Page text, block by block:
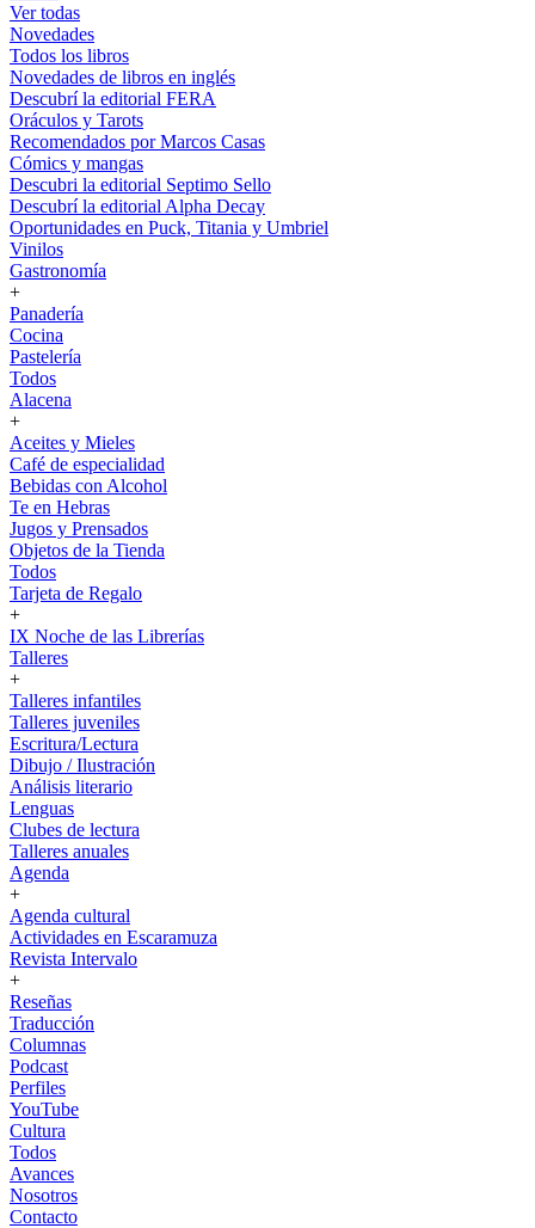
Ver todas
Novedades
Todos los libros
Novedades de libros en inglés
Descubrí la editorial FERA
Oráculos y Tarots
Recomendados por Marcos Casas
Cómics y mangas
Descubri la editorial Septimo Sello
Descubrí la editorial Alpha Decay
Oportunidades en Puck, Titania y Umbriel
Vinilos
Gastronomía
+
Panadería
Cocina
Pastelería
Todos
Alacena
+
Aceites y Mieles
Café de especialidad
Bebidas con Alcohol
Te en Hebras
Jugos y Prensados
Objetos de la Tienda
Todos
Tarjeta de Regalo
+
IX Noche de las Librerías
Talleres
+
Talleres infantiles
Talleres juveniles
Escritura/Lectura
Dibujo / Ilustración
Análisis literario
Lenguas
Clubes de lectura
Talleres anuales
Agenda
+
Agenda cultural
Actividades en Escaramuza
Revista Intervalo
+
Reseñas
Traducción
Columnas
Podcast
Perfiles
YouTube
Cultura
Todos
Avances
Nosotros
Contacto